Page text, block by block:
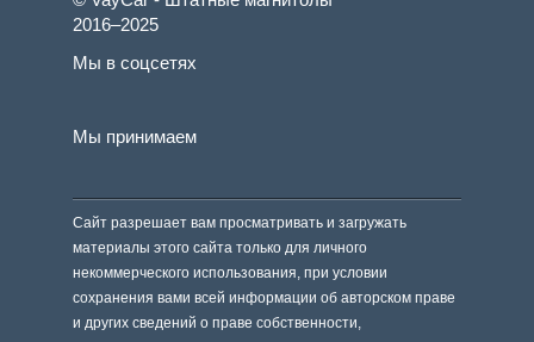
2016–2025
Мы в соцсетях
Мы принимаем
Сайт разрешает вам просматривать и загружать
материалы этого сайта только для личного
некоммерческого использования, при условии
сохранения вами всей информации об авторском праве
и других сведений о праве собственности,